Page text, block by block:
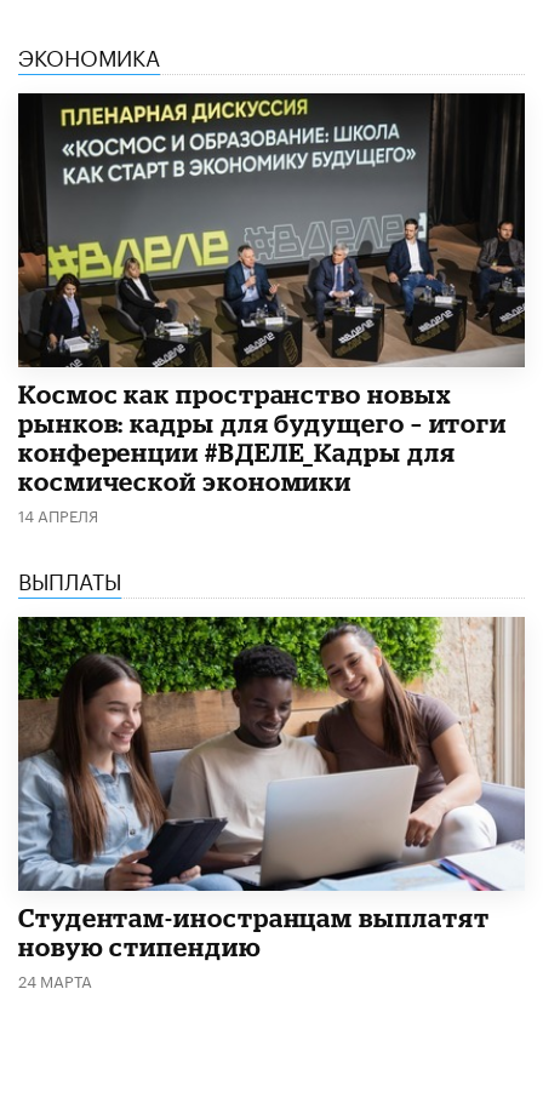
ЭКОНОМИКА
Космос как пространство новых
рынков: кадры для будущего – итоги
конференции #ВДЕЛЕ_Кадры для
космической экономики
14 АПРЕЛЯ
ВЫПЛАТЫ
Студентам-иностранцам выплатят
новую стипендию
24 МАРТА